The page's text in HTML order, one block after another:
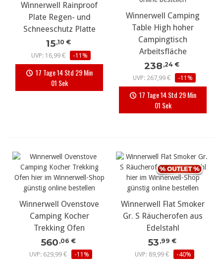
Winnerwell Rainproof
Plate Regen- und
Schneeschutz Platte
15,10 €
UVP: 16,99 €
-11%
17 Tage 14 Std 29 Min
00 Sek
Winnerwell Camping
Table High hoher
Campingtisch
Arbeitsfläche
238 ,24 €
UVP: 267,99 €
-11%
17 Tage 14 Std 29 Min
00 Sek
Winnerwell Ovenstove
Camping Kocher
Trekking Ofen
560 ,06 €
UVP: 629,99 €
-11%
Winnerwell Flat Smoker
Gr. S Räucherofen aus
Edelstahl
53 ,99 €
UVP: 89,99 €
-40%